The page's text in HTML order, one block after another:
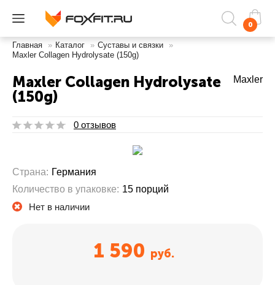
0
Главная » Каталог » Суставы и связки
»
Maxler Collagen Hydrolysate (150g)
Maxler Collagen Hydrolysate
(150g)
Maxler
0 отзывов
Страна: Германия
Количество в упаковке: 15 порций
Нет в наличии
1 590 руб.